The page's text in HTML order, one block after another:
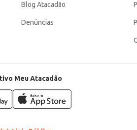
Blog Atacadão
Denúncias
Meu Atacadão